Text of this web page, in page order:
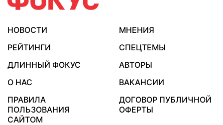
НОВОСТИ
МНЕНИЯ
РЕЙТИНГИ
СПЕЦТЕМЫ
ДЛИННЫЙ ФОКУС
АВТОРЫ
О НАС
ВАКАНСИИ
ПРАВИЛА
ПОЛЬЗОВАНИЯ
САЙТОМ
ДОГОВОР ПУБЛИЧНОЙ
ОФЕРТЫ